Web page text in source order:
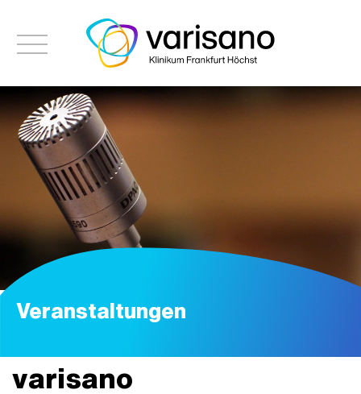
Veranstaltungen
varisano